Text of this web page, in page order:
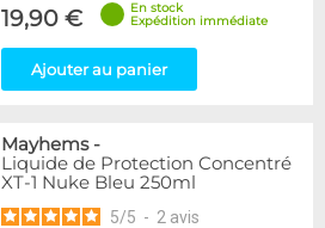
19,90 €
En stock
Expédition immédiate
Ajouter au panier
Mayhems-
Liquide de Protection Concentré
XT-1 Nuke Bleu 250ml
5/5 - 2 avis